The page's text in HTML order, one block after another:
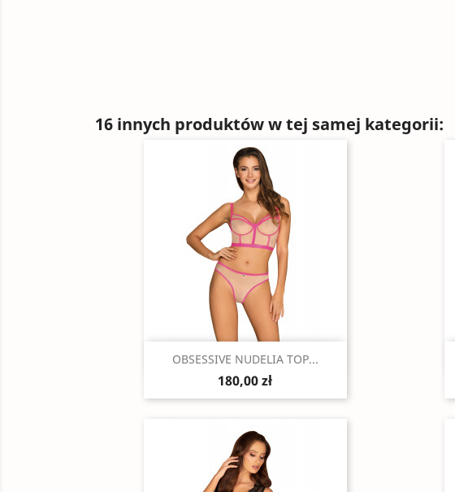
16 innych produktów w tej samej kategorii:
Szybki podgląd
OBSESSIVE NUDELIA TOP...
180,00 zł